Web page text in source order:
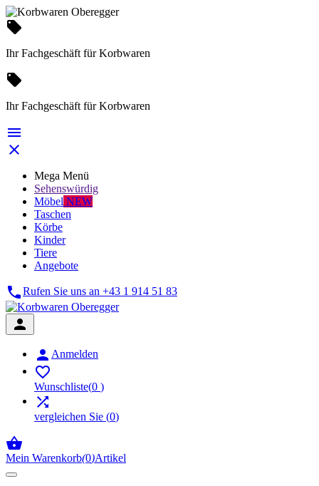
local_offer
Ihr Fachgeschäft für Korbwaren
local_offer
Ihr Fachgeschäft für Korbwaren


Mega Menü
Sehenswürdig
Möbel NEW
Taschen
Körbe
Kinder
Tiere
Angebote
Rufen Sie uns an +43 1 914 51 83

 Anmelden

Wunschliste(0 )

vergleichen Sie (0)

Mein Warenkorb(0)Artikel